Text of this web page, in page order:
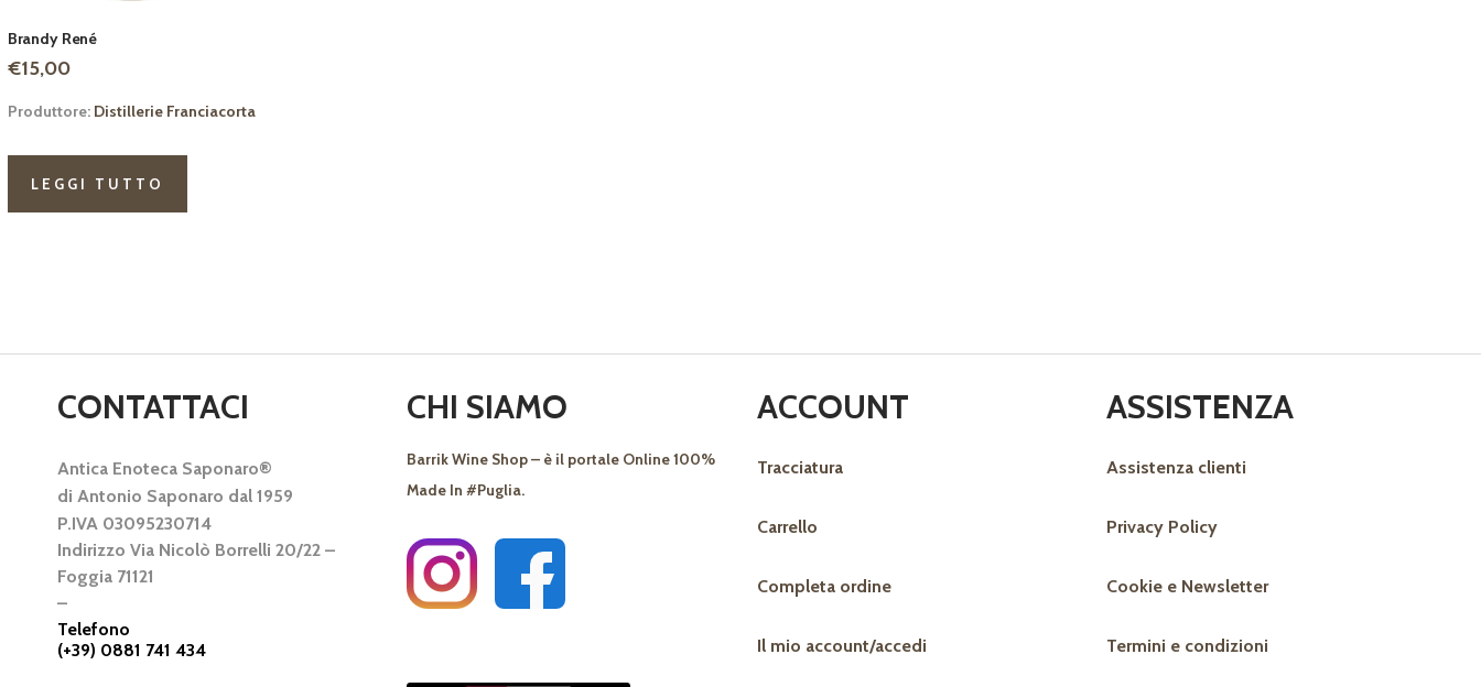
Brandy René
€15,00
Produttore: Distillerie Franciacorta
LEGGI TUTTO
CONTATTACI
Antica Enoteca Saponaro®
di Antonio Saponaro dal 1959
P.IVA 03095230714
Indirizzo Via Nicolò Borrelli 20/22 –
Foggia 71121
–
Telefono
(+39) 0881 741 434
CHI SIAMO
Barrik Wine Shop – è il portale Online 100%
Made In #Puglia.
ACCOUNT
Tracciatura
Carrello
Completa ordine
Il mio account/accedi
ASSISTENZA
Assistenza clienti
Privacy Policy
Cookie e Newsletter
Termini e condizioni